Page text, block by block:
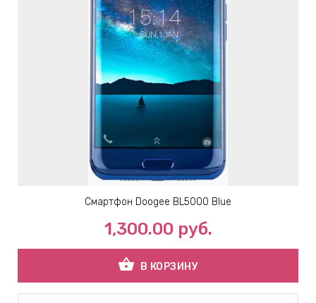
Смартфон Doogee BL5000 Blue
1,300.00 руб.
shopping_basket В КОРЗИНУ